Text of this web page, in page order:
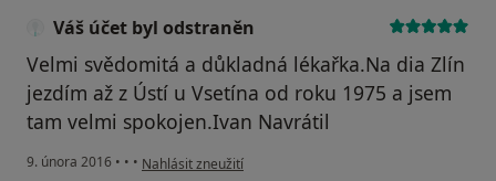
Váš účet byl odstraněn
Velmi svědomitá a důkladná lékařka.Na dia Zlín
jezdím až z Ústí u Vsetína od roku 1975 a jsem
tam velmi spokojen.Ivan Navrátil
9. února 2016 • • • podle názoru uživatele Váš účet byl odstraněn
Nahlásit zneužití